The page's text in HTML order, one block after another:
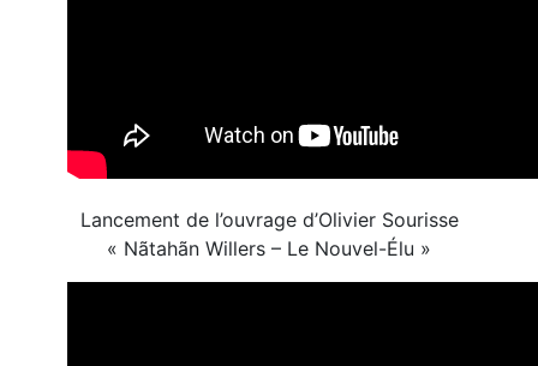
Lancement de l’ouvrage d’Olivier Sourisse
« Nãtahãn Willers – Le Nouvel-Élu »